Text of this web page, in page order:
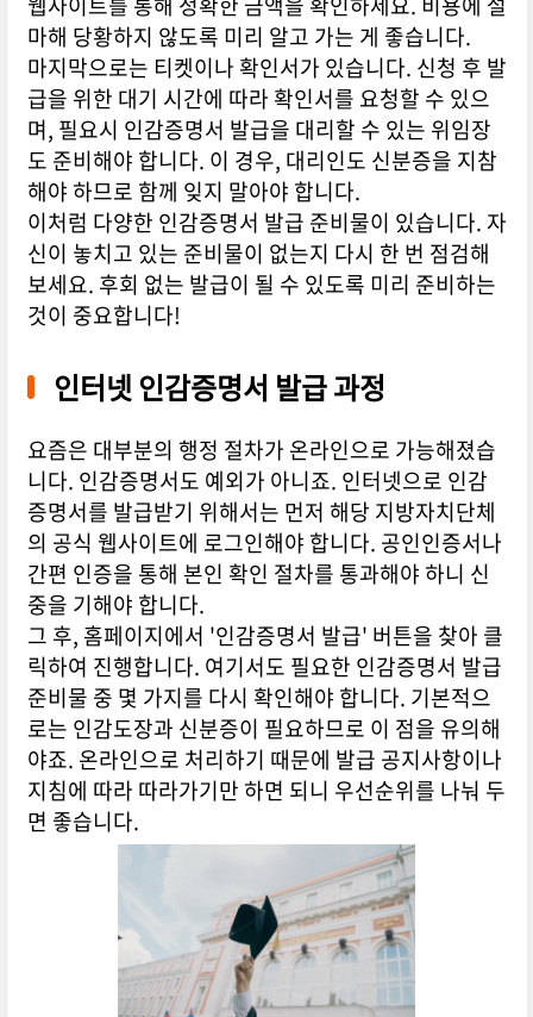
마해 당황하지 않도록 미리 알고 가는 게 좋습니다.
마지막으로는 티켓이나 확인서가 있습니다. 신청 후 발
급을 위한 대기 시간에 따라 확인서를 요청할 수 있으
며, 필요시 인감증명서 발급을 대리할 수 있는 위임장
도 준비해야 합니다. 이 경우, 대리인도 신분증을 지참
해야 하므로 함께 잊지 말아야 합니다.
이처럼 다양한 인감증명서 발급 준비물이 있습니다. 자
신이 놓치고 있는 준비물이 없는지 다시 한 번 점검해
보세요. 후회 없는 발급이 될 수 있도록 미리 준비하는
것이 중요합니다!
인터넷 인감증명서 발급 과정
요즘은 대부분의 행정 절차가 온라인으로 가능해졌습
니다. 인감증명서도 예외가 아니죠. 인터넷으로 인감
증명서를 발급받기 위해서는 먼저 해당 지방자치단체
의 공식 웹사이트에 로그인해야 합니다. 공인인증서나
간편 인증을 통해 본인 확인 절차를 통과해야 하니 신
중을 기해야 합니다.
그 후, 홈페이지에서 '인감증명서 발급' 버튼을 찾아 클
릭하여 진행합니다. 여기서도 필요한 인감증명서 발급
준비물 중 몇 가지를 다시 확인해야 합니다. 기본적으
로는 인감도장과 신분증이 필요하므로 이 점을 유의해
야죠. 온라인으로 처리하기 때문에 발급 공지사항이나
지침에 따라 따라가기만 하면 되니 우선순위를 나눠 두
면 좋습니다.